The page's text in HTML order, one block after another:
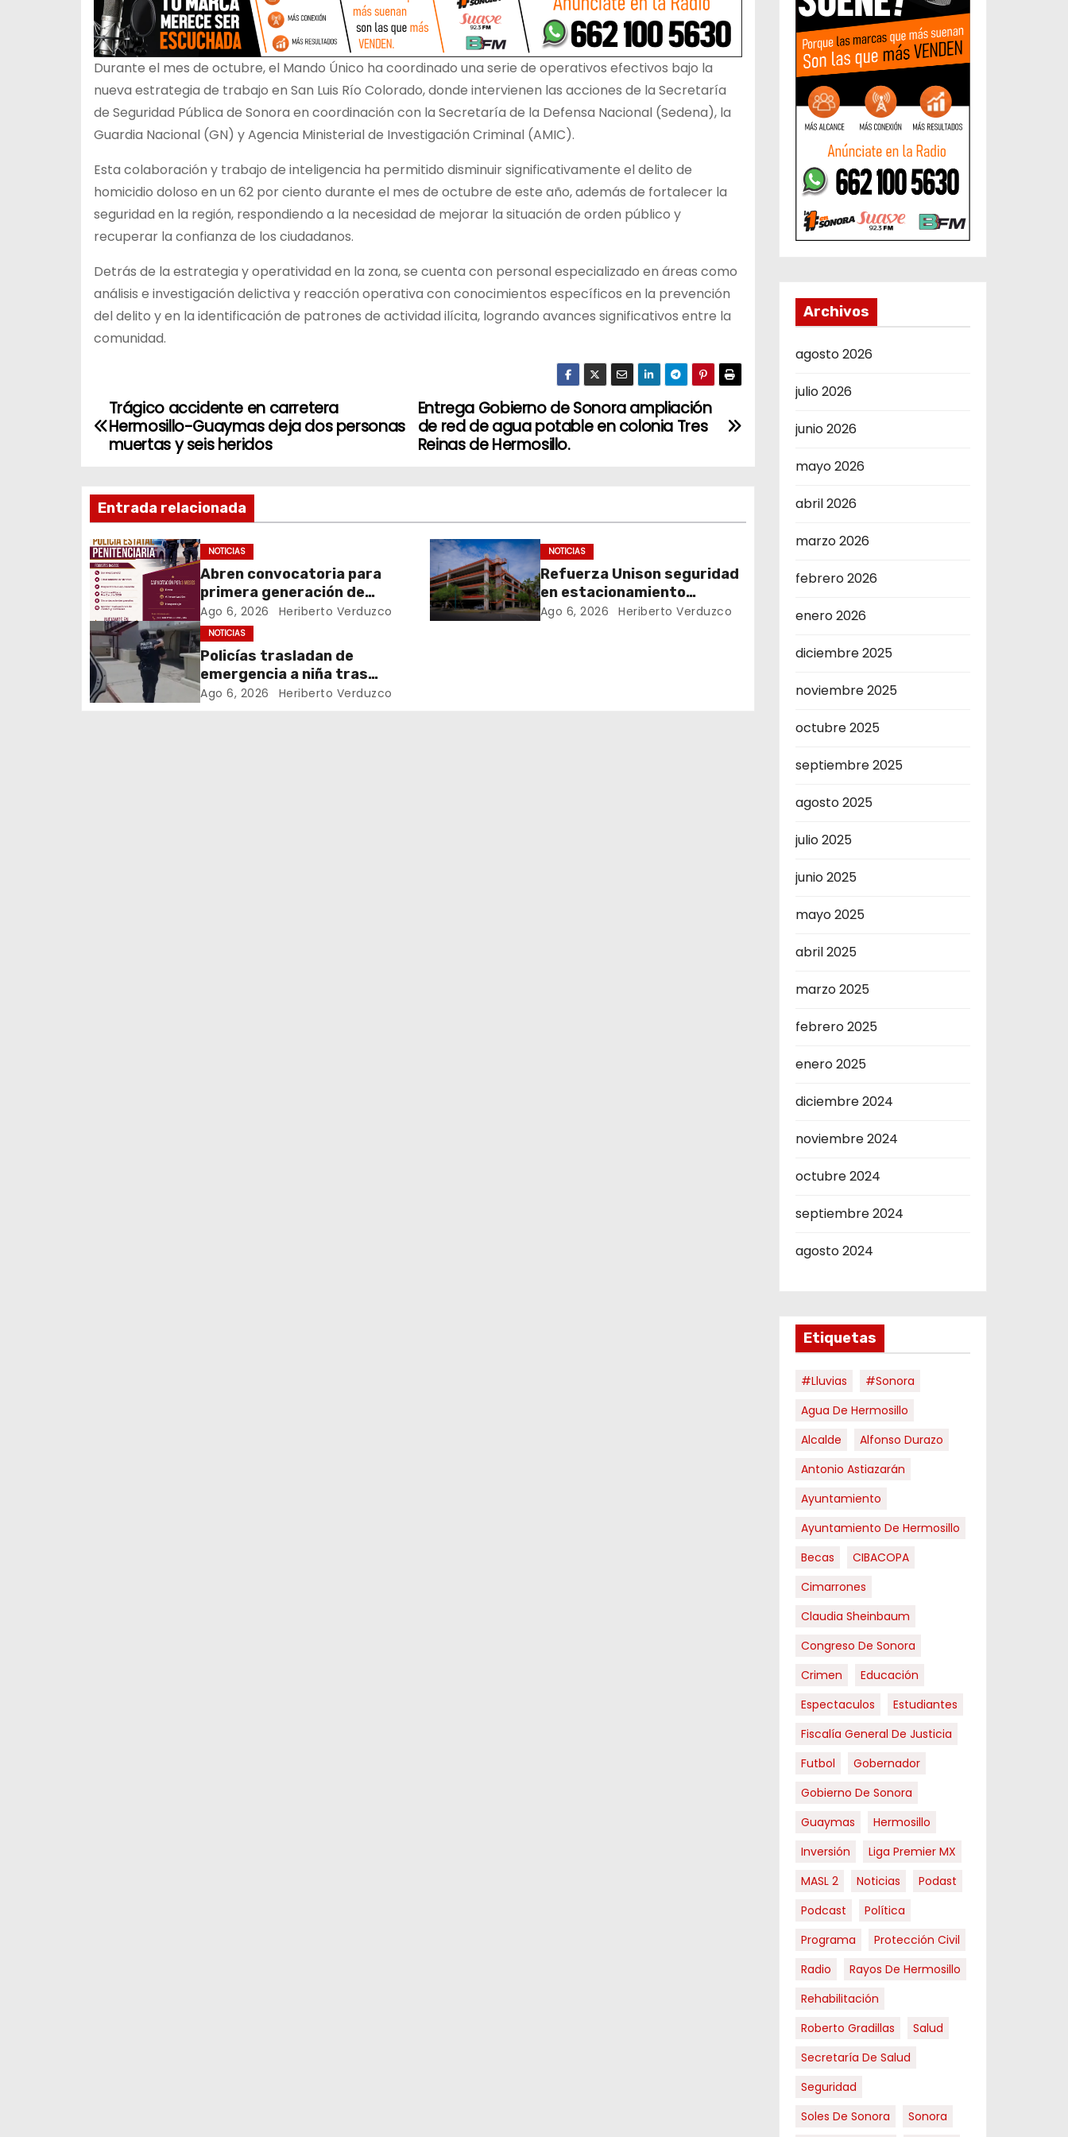
Durante el mes de octubre, el Mando Único ha coordinado una serie de operativos efectivos bajo la
nueva estrategia de trabajo en San Luis Río Colorado, donde intervienen las acciones de la Secretaría
de Seguridad Pública de Sonora en coordinación con la Secretaría de la Defensa Nacional (Sedena), la
Guardia Nacional (GN) y Agencia Ministerial de Investigación Criminal (AMIC).
Esta colaboración y trabajo de inteligencia ha permitido disminuir significativamente el delito de
homicidio doloso en un 62 por ciento durante el mes de octubre de este año, además de fortalecer la
seguridad en la región, respondiendo a la necesidad de mejorar la situación de orden público y
recuperar la confianza de los ciudadanos.
Detrás de la estrategia y operatividad en la zona, se cuenta con personal especializado en áreas como
análisis e investigación delictiva y reacción operativa con conocimientos específicos en la prevención
del delito y en la identificación de patrones de actividad ilícita, logrando avances significativos entre la
comunidad.
N
e
g
a
c
i
ó
Entrega Gobierno de Sonora ampliación
de red de agua potable en colonia Tres
Reinas de Hermosillo.
Trágico accidente en carretera
Hermosillo-Guaymas deja dos personas
muertas y seis heridos
Entrada relacionada
NOTICIAS
Abren convocatoria para
primera generación de
Policía Estatal
Penitenciaria
Ago 6, 2026 Heriberto Verduzco
NOTICIAS
Refuerza Unison seguridad
en estacionamiento
multinivel tras accidente
Ago 6, 2026 Heriberto Verduzco
NOTICIAS
Policías trasladan de
emergencia a niña tras
picadura de alacrán
Ago 6, 2026 Heriberto Verduzco
Archivos
agosto 2026
julio 2026
junio 2026
mayo 2026
abril 2026
marzo 2026
febrero 2026
enero 2026
diciembre 2025
noviembre 2025
octubre 2025
septiembre 2025
agosto 2025
julio 2025
junio 2025
mayo 2025
abril 2025
marzo 2025
febrero 2025
enero 2025
diciembre 2024
noviembre 2024
octubre 2024
septiembre 2024
agosto 2024
Etiquetas
#Lluvias
#Sonora
Agua De Hermosillo
Alcalde
Alfonso Durazo
Antonio Astiazarán
Ayuntamiento
Ayuntamiento De Hermosillo
Becas
CIBACOPA
Cimarrones
Claudia Sheinbaum
Congreso De Sonora
Crimen
Educación
Espectaculos
Estudiantes
Fiscalía General De Justicia
Futbol
Gobernador
Gobierno De Sonora
Guaymas
Hermosillo
Inversión
Liga Premier MX
MASL 2
Noticias
Podast
Podcast
Política
Programa
Protección Civil
Radio
Rayos De Hermosillo
Rehabilitación
Roberto Gradillas
Salud
Secretaría De Salud
Seguridad
Soles De Sonora
Sonora